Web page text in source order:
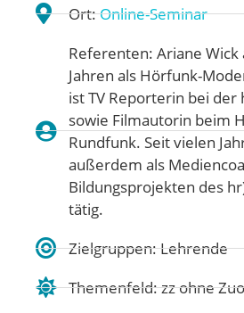
Ort:Online-Seminar
Referenten: Ariane
Jahren als Hörfunk-
ist TV Reporterin bei der
sowie Filmautorin beim
Rundfunk. Seit vielen
außerdem als
Bildungsprojekten des
tätig.
Zielgruppen: Lehrende
Themenfeld:zz ohne